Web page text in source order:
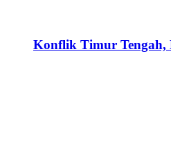
Konflik Timur Tengah,